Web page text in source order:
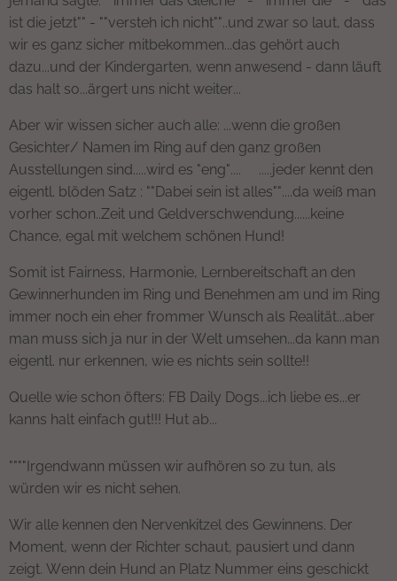
ist die jetzt"" - ""versteh ich nicht""..und zwar so laut, dass
wir es ganz sicher mitbekommen...das gehört auch
dazu...und der Kindergarten, wenn anwesend - dann läuft
das halt so...ärgert uns nicht weiter...
Aber wir wissen sicher auch alle: ...wenn die großen
Gesichter/ Namen im Ring auf den ganz großen
Ausstellungen sind.....wird es "eng"....😜.....jeder kennt den
eigentl. blöden Satz : ""Dabei sein ist alles""....da weiß man
vorher schon..Zeit und Geldverschwendung......keine
Chance, egal mit welchem schönen Hund!
Somit ist Fairness, Harmonie, Lernbereitschaft an den
Gewinnerhunden im Ring und Benehmen am und im Ring
immer noch ein eher frommer Wunsch als Realität...aber
man muss sich ja nur in der Welt umsehen...da kann man
eigentl. nur erkennen, wie es nichts sein sollte!!
Quelle wie schon öfters: FB Daily Dogs...ich liebe es...er
kanns halt einfach gut!!! Hut ab...
""""Irgendwann müssen wir aufhören so zu tun, als
würden wir es nicht sehen.
Wir alle kennen den Nervenkitzel des Gewinnens. Der
Moment, wenn der Richter schaut, pausiert und dann
zeigt. Wenn dein Hund an Platz Nummer eins geschickt